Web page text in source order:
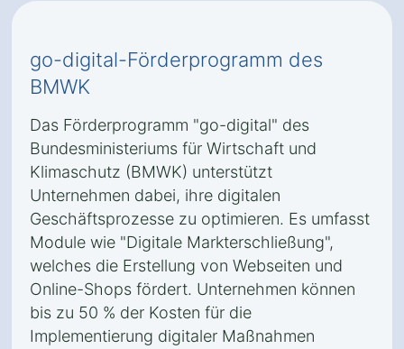
go-digital-Förderprogramm des
BMWK
Das Förderprogramm "go-digital" des
Bundesministeriums für Wirtschaft und
Klimaschutz (BMWK) unterstützt
Unternehmen dabei, ihre digitalen
Geschäftsprozesse zu optimieren. Es umfasst
Module wie "Digitale Markterschließung",
welches die Erstellung von Webseiten und
Online-Shops fördert. Unternehmen können
bis zu 50 % der Kosten für die
Implementierung digitaler Maßnahmen